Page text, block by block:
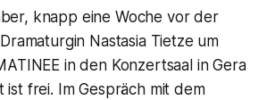
knapp eine Woche vor der
Nastasia Tietze um
in den Konzertsaal in Gera
ist frei. Im Gespräch mit dem